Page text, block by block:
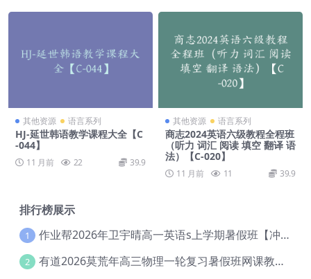
其他资源 语言系列
HJ-延世韩语教学课程大全【C
-044】
11 月前 22 39.9
其他资源 语言系列
商志2024英语六级教程全程班
（听力 词汇 阅读 填空 翻译 语
法）【C-020】
11 月前 11 39.9
排行榜展示
1 作业帮2026年卫宇晴高一英语s上学期暑假班【冲顶班】【Ec-003】
2 有道2026莫荒年高三物理一轮复习暑假班网课教程【Ef-044】